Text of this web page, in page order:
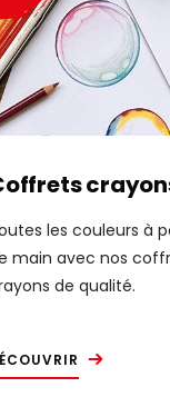
les couleurs à
main avec nos
de qualité.